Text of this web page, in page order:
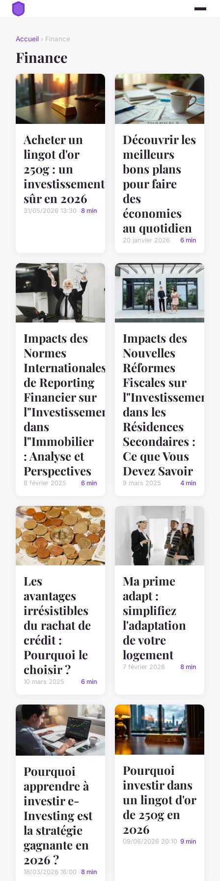
Accueil › Finance
Finance
Acheter un
lingot d'or
250g : un
investissement
sûr en 2026
31/05/2026 13:30 8 min
Découvrir les
meilleurs
bons plans
pour faire
des
économies
au quotidien
20 janvier 2026 6 min
Impacts des
Normes
Internationales
de Reporting
Financier sur
l"Investissement
dans
l"Immobilier
: Analyse et
Perspectives
8 février 2025 6 min
Impacts des
Nouvelles
Réformes
Fiscales sur
l"Investissement
dans les
Résidences
Secondaires :
Ce que Vous
Devez Savoir
9 mars 2025 4 min
Les
avantages
irrésistibles
du rachat de
crédit :
Pourquoi le
choisir ?
10 mars 2025 6 min
Ma prime
adapt :
simplifiez
l'adaptation
de votre
logement
7 février 2026 8 min
Pourquoi
apprendre à
investir e-
Investing est
la stratégie
gagnante en
2026 ?
18/03/2026 16:00 8 min
Pourquoi
investir dans
un lingot d'or
de 250g en
2026
09/06/2026 20:10 9 min